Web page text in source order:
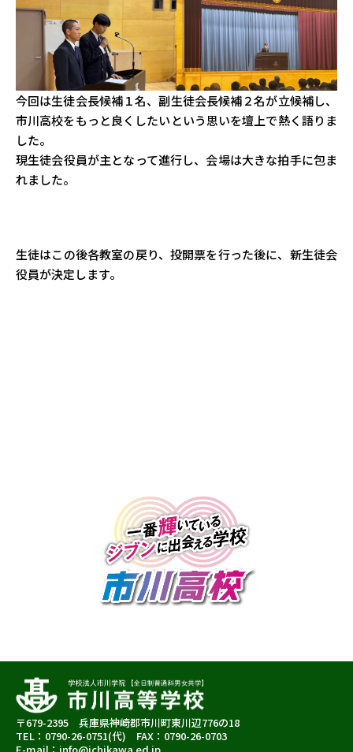
今回は生徒会長候補１名、副生徒会長候補２名が立候補し、
市川高校をもっと良くしたいという思いを壇上で熱く語りま
した。
現生徒会役員が主となって進行し、会場は大きな拍手に包ま
れました。
生徒はこの後各教室の戻り、投開票を行った後に、新生徒会
役員が決定します。
〒679-2395 兵庫県神崎郡市川町東川辺776の18
TEL：0790-26-0751(代) FAX：0790-26-0703